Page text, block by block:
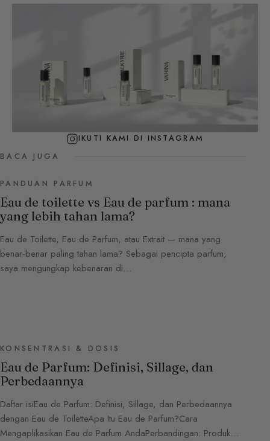
IKUTI KAMI DI INSTAGRAM
BACA JUGA
PANDUAN PARFUM
Eau de toilette vs Eau de parfum : mana
yang lebih tahan lama?
Eau de Toilette, Eau de Parfum, atau Extrait — mana yang
benar-benar paling tahan lama? Sebagai pencipta parfum,
saya mengungkap kebenaran di…
KONSENTRASI & DOSIS
Eau de Parfum: Definisi, Sillage, dan
Perbedaannya
Daftar isiEau de Parfum: Definisi, Sillage, dan Perbedaannya
dengan Eau de ToiletteApa Itu Eau de Parfum?Cara
Mengaplikasikan Eau de Parfum AndaPerbandingan: Produk…